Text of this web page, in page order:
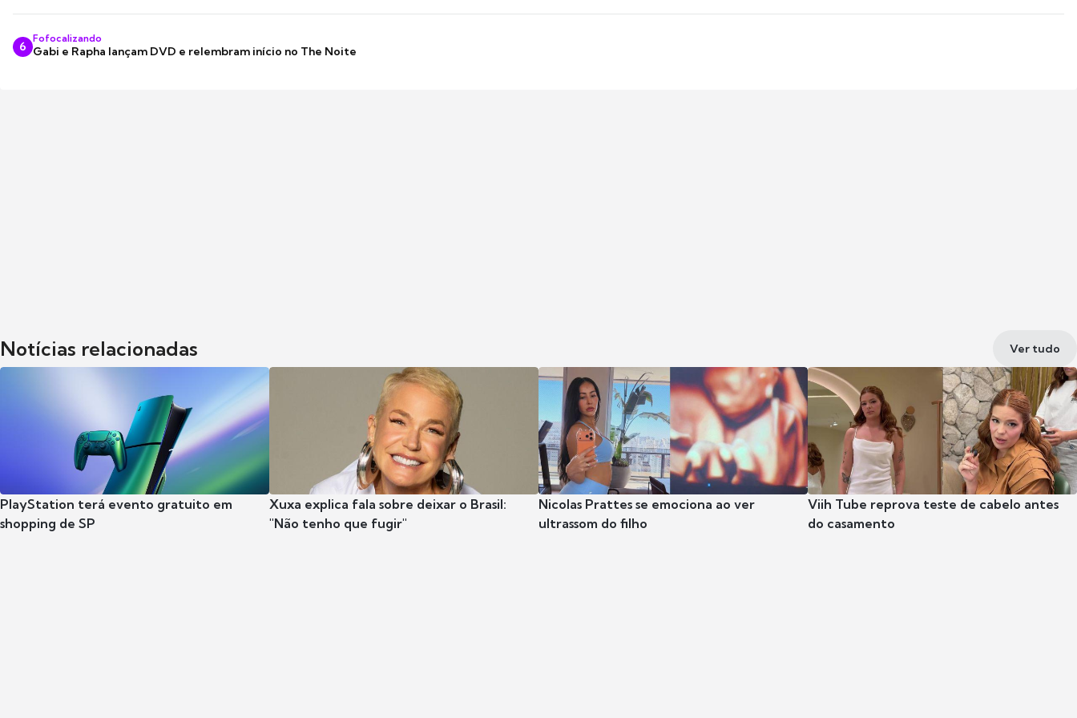
6
Fofocalizando
Gabi e Rapha lançam DVD e relembram início no The Noite
Notícias relacionadas Ver tudo
PlayStation terá evento gratuito em
shopping de SP
Xuxa explica fala sobre deixar o Brasil:
"Não tenho que fugir"
Nicolas Prattes se emociona ao ver
ultrassom do filho
Viih Tube reprova teste de cabelo antes
do casamento